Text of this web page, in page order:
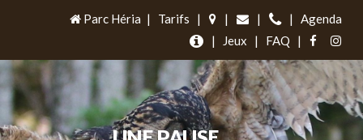
Parc Héria | Tarifs | | | |
Agenda
|
Jeux | FAQ |